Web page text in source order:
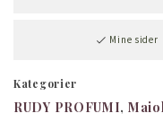
Mine sider
Kategorier
RUDY PROFUMI